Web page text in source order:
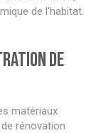
de l’habitat.
de
matériaux
rénovation